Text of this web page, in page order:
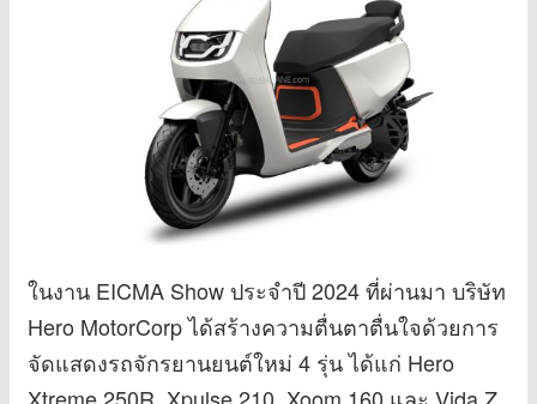
ในงาน EICMA Show ประจำปี 2024 ที่ผ่านมา บริษัท
Hero MotorCorp ได้สร้างความตื่นตาตื่นใจด้วยการ
จัดแสดงรถจักรยานยนต์ใหม่ 4 รุ่น ได้แก่ Hero